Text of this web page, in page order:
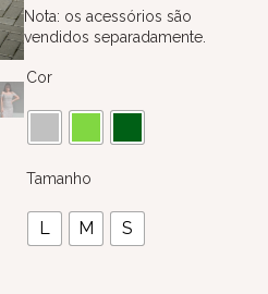
Nota: os acessórios são
vendidos separadamente.
Cor
Tamanho
L M S